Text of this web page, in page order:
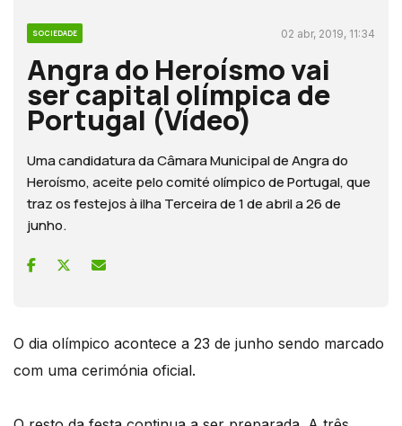
SOCIEDADE 02 abr, 2019, 11:34
Angra do Heroísmo vai
ser capital olímpica de
Portugal (Vídeo)
Uma candidatura da Câmara Municipal de Angra do
Heroísmo, aceite pelo comité olímpico de Portugal, que
traz os festejos à ilha Terceira de 1 de abril a 26 de
junho.
O dia olímpico acontece a 23 de junho sendo marcado
com uma cerimónia oficial.